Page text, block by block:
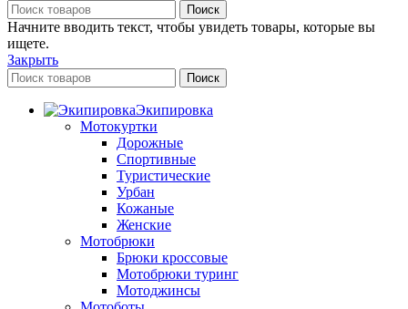
Поиск
Начните вводить текст, чтобы увидеть товары, которые вы
ищете.
Закрыть
Поиск
Экипировка
Мотокуртки
Дорожные
Спортивные
Туристические
Урбан
Кожаные
Женские
Мотобрюки
Брюки кроссовые
Мотобрюки туринг
Мотоджинсы